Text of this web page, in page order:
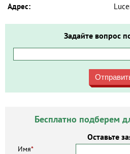
Адрес:
Задайте вопрос
Бесплатно подберем
Оставьте
Имя*